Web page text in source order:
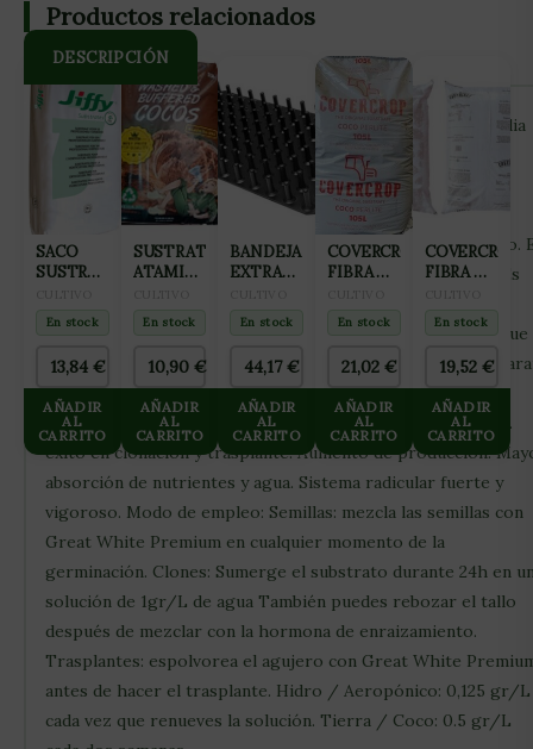
DESCRIPCIÓN
Great White Premium es una potente fórmula de vanguardia
que mejora la estructura radicular y vigor de la planta y
permite maximizar los resultados de cultivo de forma
sustancial. Contiene 16 especies de micorrizas, 14 tipos de
bacterias y 2 especies de tricodermas, todo en un producto.
el producto micro-biológico más completo del mercado. Es
colonización de las cepas. Te recomendamos al utilizarlo que
hagas la prueba con una o varias plantas para poder
la explosión de raíces, la absorción de agua y nutrientes, la
calidad y el incremento de producción. Explosión de raíces.
éxito en clonación y trasplante. Aumento de producción.
absorción de nutrientes y agua. Sistema radicular fuerte y
vigoroso. Modo de empleo: Semillas: mezcla las semillas con
Great White Premium en cualquier momento de la
germinación. Clones: Sumerge el substrato durante 24h en
solución de 1gr/L de agua También puedes rebozar el tallo
después de mezclar con la hormona de enraizamiento.
Trasplantes: espolvorea el agujero con Great White
antes de hacer el trasplante. Hidro / Aeropónico: 0,125 gr/L
cada vez que renueves la solución. Tierra / Coco: 0.5 gr/L
Productos relacionados
SACO
SUSTRATO
En stock
13,84 €
AÑADIR
AL
CARRITO
SUSTRATO
ATAMI
WASHED
&
50 L
En stock
10,90 €
AÑADIR
AL
CARRITO
BANDEJA
EXTRACCION
ALVEOLOS
En stock
44,17€
AÑADIR
AL
CARRITO
COVERCROP
FIBRA DE
CON
PERLITA
En stock
21,02€
AÑADIR
AL
CARRITO
COVERCROP
FIBRA DE
105L
En stock
19,52 €
AÑADIR
AL
CARRITO